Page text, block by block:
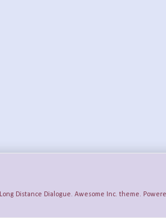
Long Distance Dialogue. Awesome Inc. theme.